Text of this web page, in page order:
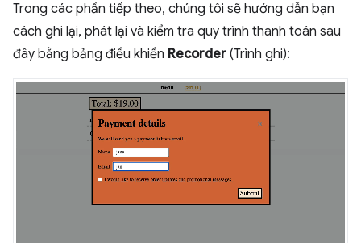
Trong các phần tiếp theo, chúng tôi sẽ hướng dẫn bạn
cách ghi lại, phát lại và kiểm tra quy trình thanh toán sau
đây bằng bảng điều khiển Recorder (Trình ghi):